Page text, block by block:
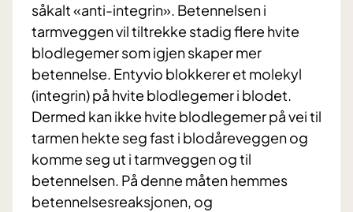
såkalt «anti-integrin». Betennelsen i
tarmveggen vil tiltrekke stadig flere hvite
blodlegemer som igjen skaper mer
betennelse. Entyvio blokkerer et molekyl
(integrin) på hvite blodlegemer i blodet.
Dermed kan ikke hvite blodlegemer på vei til
tarmen hekte seg fast i blodåreveggen og
komme seg ut i tarmveggen og til
betennelsen. På denne måten hemmes
betennelsesreaksjonen, og